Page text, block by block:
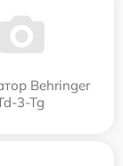
Behringer
3-Tg